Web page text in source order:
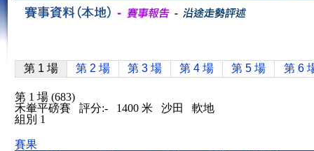
第 1 場 第 2 場 第 3 場 第 4 場 第 5 場 第 6
第 1 場 (683)
禾輋平磅賽 評分:- 1400 米 沙田 軟地
組別 1
賽果